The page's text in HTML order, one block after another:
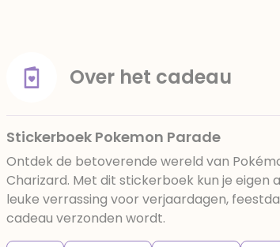
Over het cadeau
Stickerboek Pokemon Parade
Ontdek de betoverende wereld van
Charizard. Met dit stickerboek kun je eigen
leuke verrassing voor verjaardagen,
cadeau verzonden wordt.